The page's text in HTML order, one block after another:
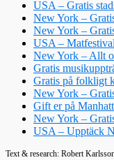
USA – Gratis
New York –
New York –
USA –
New York – Allt
Gratis
Gratis på folkligt
New York –
Gift er på
New York –
USA – Upptäck
Text & research: Robert